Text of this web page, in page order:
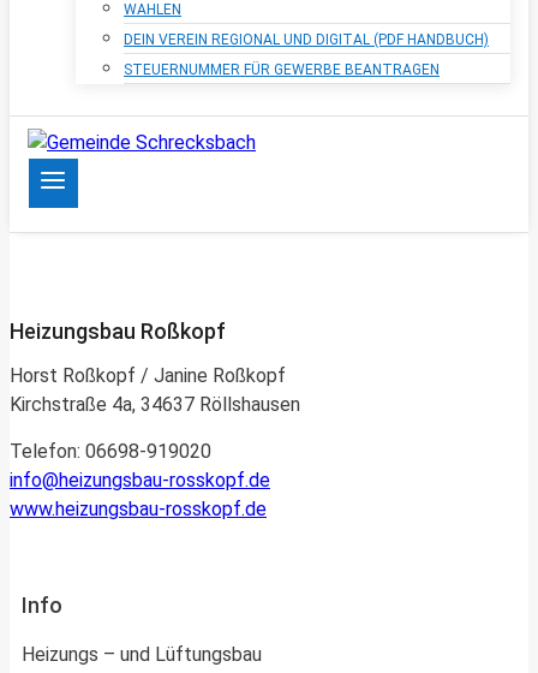
WAHLEN
DEIN VEREIN REGIONAL UND DIGITAL (PDF HANDBUCH)
STEUERNUMMER FÜR GEWERBE BEANTRAGEN
Heizungsbau Roßkopf
Horst Roßkopf / Janine Roßkopf
Kirchstraße 4a, 34637 Röllshausen
Telefon: 06698-919020
info@heizungsbau-rosskopf.de
www.heizungsbau-rosskopf.de
Info
Heizungs – und Lüftungsbau